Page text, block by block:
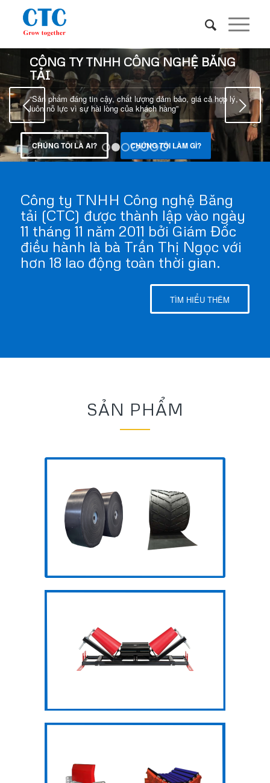
CÔNG TY TNHH CÔNG NGHỆ BĂNG
TẢI
“Sản phẩm đáng tin cậy, chất lượng đảm bảo, giá cả hợp lý,
luôn nỗ lực vì sự hài lòng của khách hàng”
CHÚNG TÔI LÀ AI? CHÚNG TÔI LÀM GÌ?
Next
1 6 7
Công ty TNHH Công nghệ Băng
tải (CTC) được thành lập vào ngày
11 tháng 11 năm 2011 bởi Giám Đốc
điều hành là bà Trần Thị Ngọc với
hơn 18 lao động toàn thời gian.
TÌM HIỂU THÊM
SẢN PHẨM
Băng tải
Con lăn Tru –
Trac
Giàn giảm